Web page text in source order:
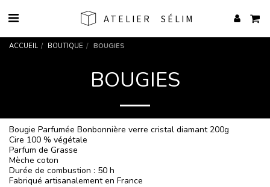
ATELIER SÉLIM
ACCUEIL BOUTIQUE BOUGIES
BOUGIES
Bougie Parfumée Bonbonnière verre cristal diamant 200g
Cire 100 % végétale
Parfum de Grasse
Mèche coton
Durée de combustion : 50 h
Fabriqué artisanalement en France